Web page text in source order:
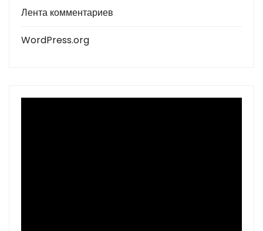
Лента комментариев
WordPress.org